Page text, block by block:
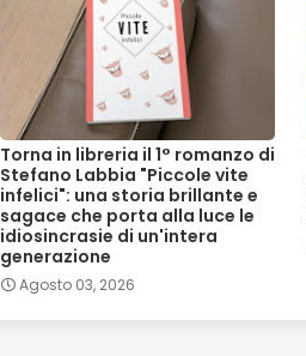
Torna in libreria il 1° romanzo di
Stefano Labbia "Piccole vite
infelici": una storia brillante e
sagace che porta alla luce le
idiosincrasie di un'intera
generazione
Agosto 03, 2026